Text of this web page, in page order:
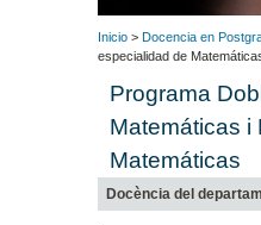
Inicio > Docencia en
especialidad de
Programa
Matemáticas i
Matemáticas
Docència del